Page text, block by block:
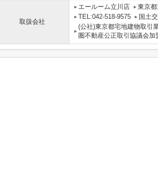
取扱会社
エールーム立川店
東京
TEL:042-518-9575
国土
(公社)東京都宅地建物取引
圏不動産公正取引協議会加